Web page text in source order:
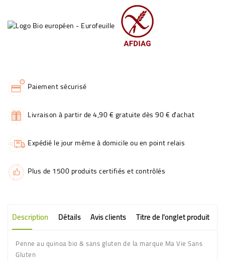
Paiement sécurisé
Livraison à partir de 4,90 € gratuite dès 90 € d'achat
Expédié le jour même à domicile ou en point relais
Plus de 1500 produits certifiés et contrôlés
Description Détails Avis clients Titre de l'onglet produit
Penne au quinoa bio & sans gluten de la marque Ma Vie Sans
Gluten